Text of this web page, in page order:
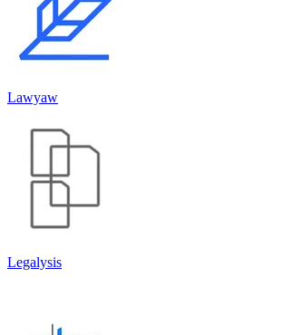
Lawyaw
Legalysis